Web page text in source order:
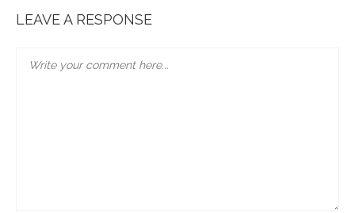
LEAVE A RESPONSE